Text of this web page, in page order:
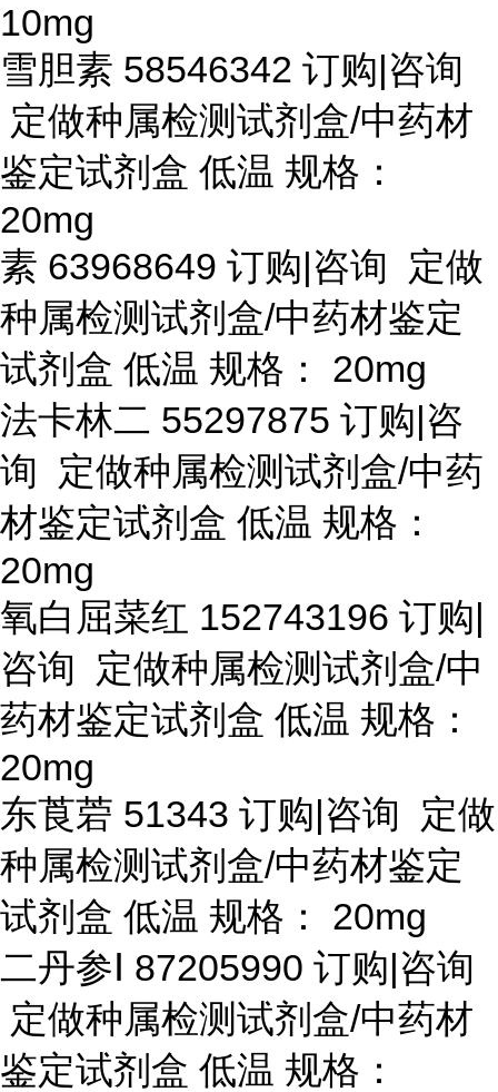
10mg
雪胆素 58546342 订购|咨询
定做种属检测试剂盒/中药材
鉴定试剂盒 低温 规格：
20mg
素 63968649 订购|咨询 定做
种属检测试剂盒/中药材鉴定
试剂盒 低温 规格： 20mg
法卡林二 55297875 订购|咨
询 定做种属检测试剂盒/中药
材鉴定试剂盒 低温 规格：
20mg
氧白屈菜红 152743196 订购|
咨询 定做种属检测试剂盒/中
药材鉴定试剂盒 低温 规格：
20mg
东莨菪 51343 订购|咨询 定做
种属检测试剂盒/中药材鉴定
试剂盒 低温 规格： 20mg
二丹参Ⅰ 87205990 订购|咨询
定做种属检测试剂盒/中药材
鉴定试剂盒 低温 规格：